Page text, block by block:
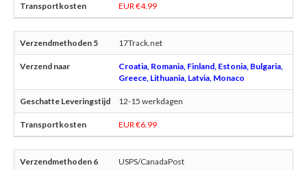
EUR €4.99
17Track.net
Croatia, Romania, Finland, Estonia, Bulgaria,
Greece, Lithuania, Latvia, Monaco
12-15 werkdagen
EUR €6.99
USPS/CanadaPost